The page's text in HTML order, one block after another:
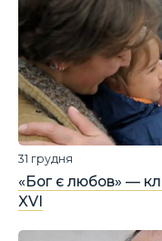
«Бог є любов» —
XVI
31 грудня